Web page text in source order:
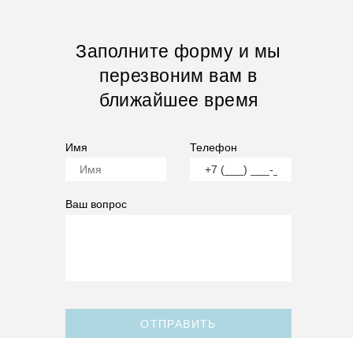
Заполните форму и мы
перезвоним вам в
ближайшее время
Имя Телефон
Ваш вопрос
ОТПРАВИТЬ